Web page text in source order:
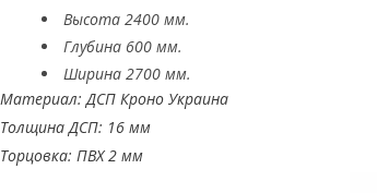
Высота 2400 мм.
Глубина 600 мм.
Ширина 2700 мм.
Материал: ДСП Кроно Украина
Толщина ДСП: 16 мм
Торцовка: ПВХ 2 мм